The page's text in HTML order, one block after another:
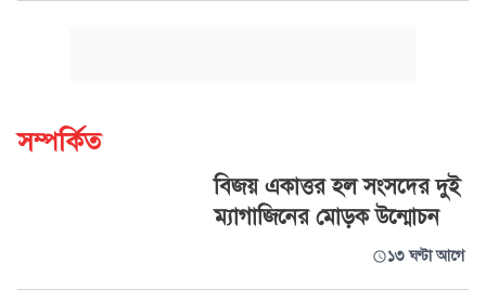
সম্পর্কিত
বিজয় একাত্তর হল সংসদের দুই
ম্যাগাজিনের মোড়ক উন্মোচন
১৩ ঘণ্টা আগে